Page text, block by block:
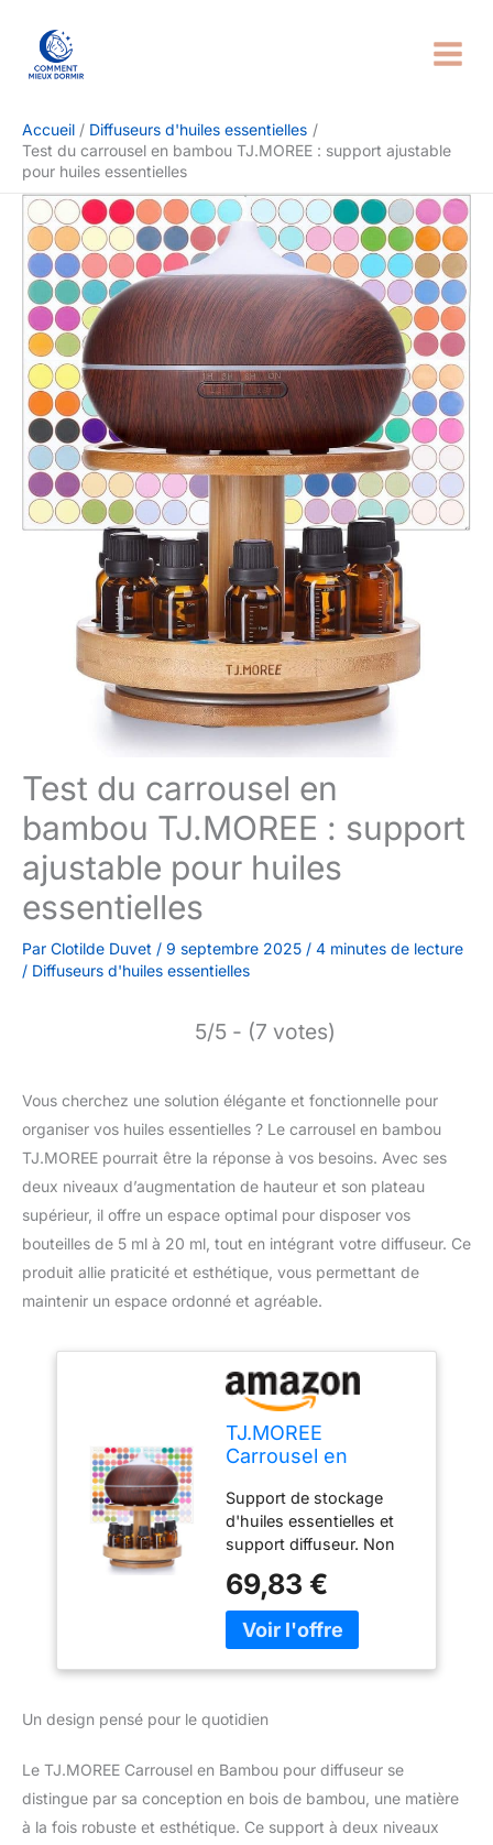
contenu
Accueil
Diffuseurs d'huiles essentielles
Test du carrousel en bambou TJ.MOREE : support ajustable
pour huiles essentielles
Test du carrousel en
bambou TJ.MOREE : support
ajustable pour huiles
essentielles
Par Clotilde Duvet / 9 septembre 2025 / 4 minutes de lecture
/ Diffuseurs d'huiles essentielles
5/5 - (7 votes)
Vous cherchez une solution élégante et fonctionnelle pour
organiser vos huiles essentielles ? Le carrousel en bambou
TJ.MOREE pourrait être la réponse à vos besoins. Avec ses
deux niveaux d’augmentation de hauteur et son plateau
supérieur, il offre un espace optimal pour disposer vos
bouteilles de 5 ml à 20 ml, tout en intégrant votre diffuseur. Ce
produit allie praticité et esthétique, vous permettant de
maintenir un espace ordonné et agréable.
TJ.MOREE
Carrousel en
diffuseur - 2
Niveaux
d'augmentation de
Hauteur avec
Plateau supérieur
pour contenir Le
diffuseur, pour
Bouteilles d'huiles
ML, 10 ML, 15 ML,
20 ML
Support de stockage
d'huiles essentielles et
support diffuseur. Non
des huiles essentielles,
mais aussi une belle
œuvre d'art. Plateau
11 huiles essentielles les
utilisées de 5 ml/10 ml/15
ml/20 ml. (brevet en
attente) Le plateau
69,83 €
Un design pensé pour le quotidien
Le TJ.MOREE Carrousel en Bambou pour diffuseur se
distingue par sa conception en bois de bambou, une matière
à la fois robuste et esthétique. Ce support à deux niveaux